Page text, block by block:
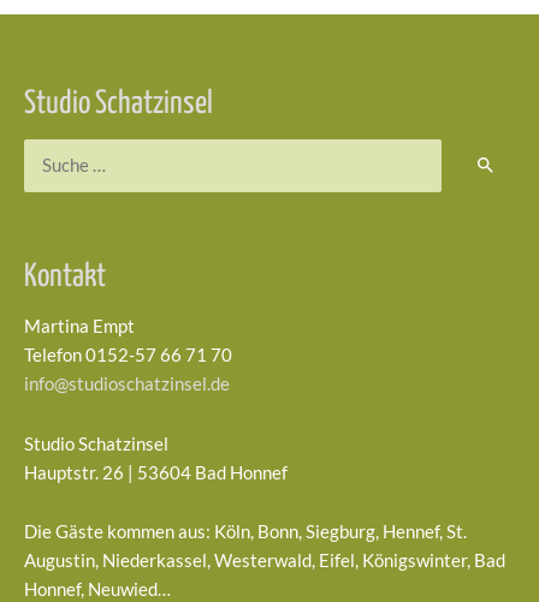
Studio Schatzinsel
Kontakt
Martina Empt
Telefon 0152-57 66 71 70
info@studioschatzinsel.de
Studio Schatzinsel
Hauptstr. 26 | 53604 Bad Honnef
Die Gäste kommen aus: Köln, Bonn, Siegburg, Hennef, St.
Augustin, Niederkassel, Westerwald, Eifel, Königswinter, Bad
Honnef, Neuwied…